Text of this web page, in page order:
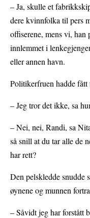
– Ja, skulle et
dere kvinnfolka til pers
offiserene, mens vi,
innlemmet i
eller annen havn.
Politikerfruen hadde
– Jeg tror det ikke, sa
– Nei, nei, Randi, sa
så snill at du tar alle de
har rett?
Den pelskledde snudde
øynene og munnen
– Såvidt jeg har forstått